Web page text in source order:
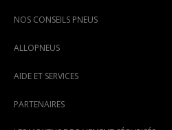
Pneus Hankook
Pneus Dunlop
195/65R15
205/60R16
225/45R17
Peugeot
Audi
BMW
NOS CONSEILS PNEUS
Pression pneu
ALLOPNEUS
Espace Presse
AIDE ET SERVICES
PARTENAIRES